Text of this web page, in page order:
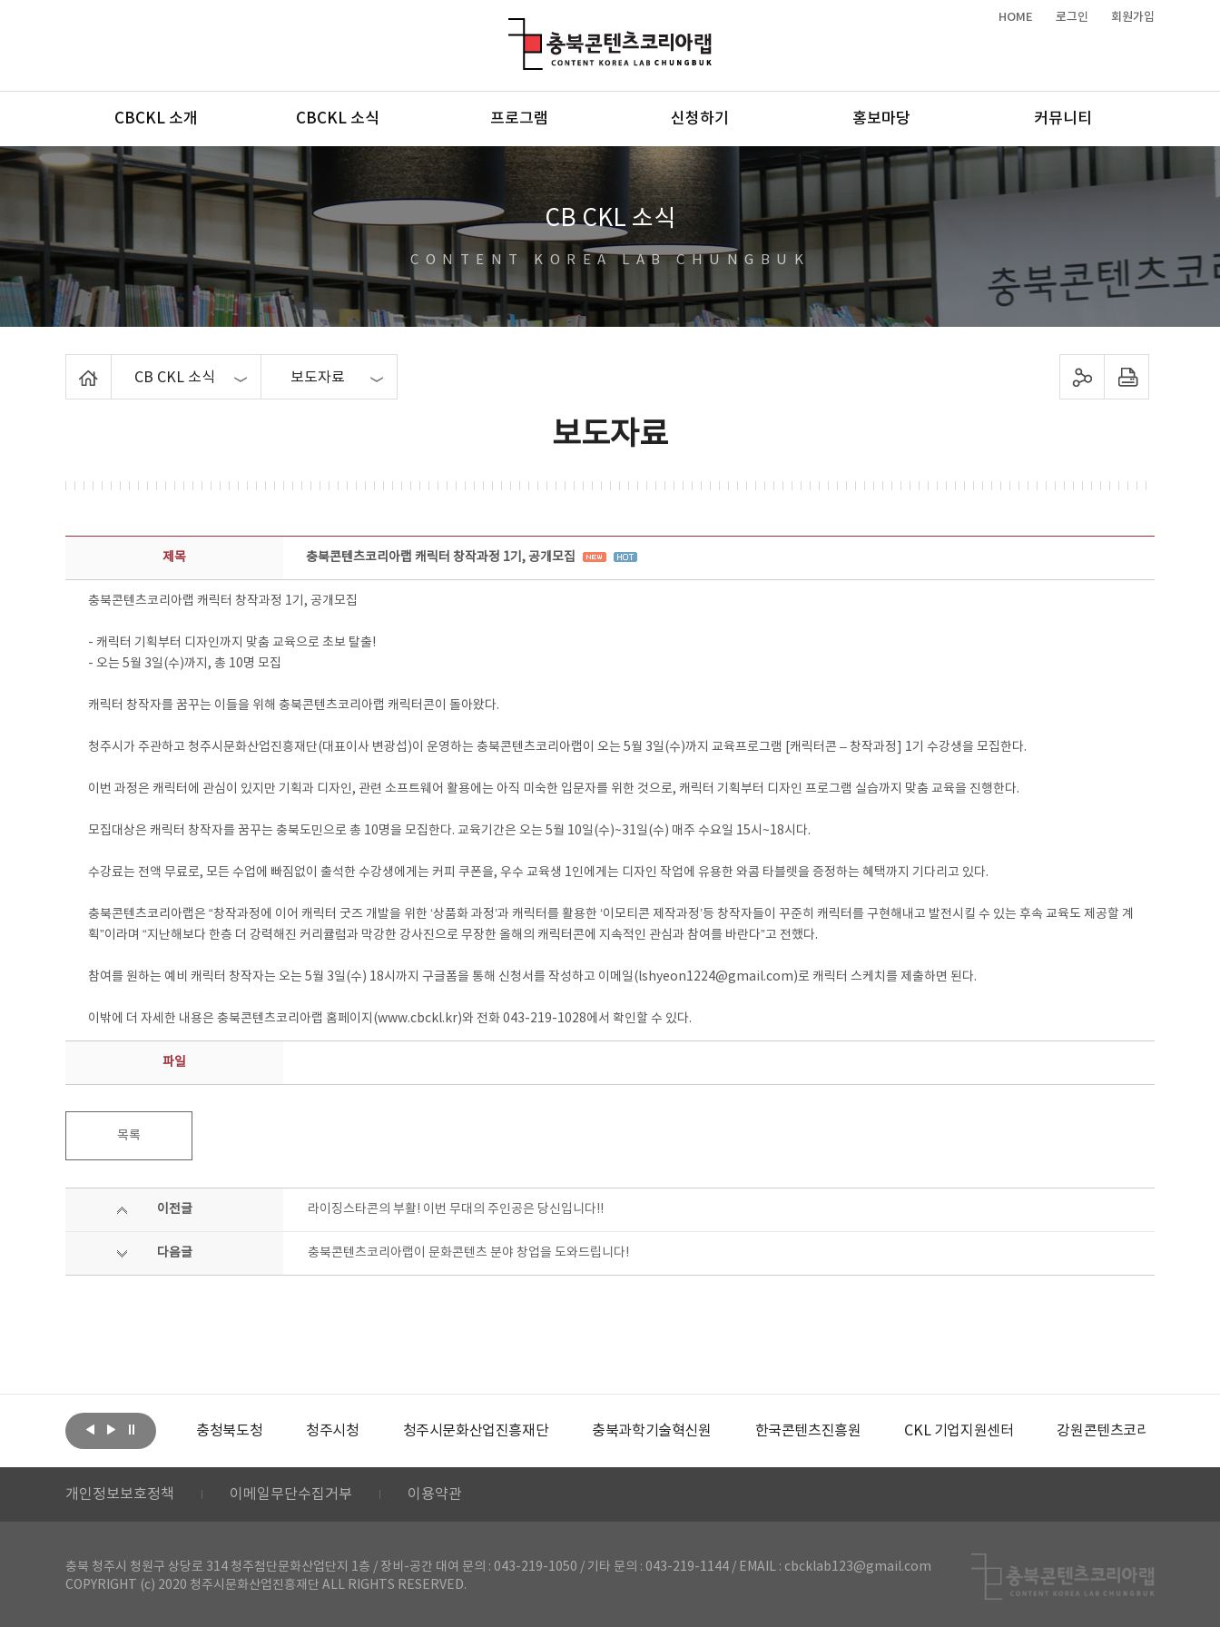
HOME 로그인 회원가입
메뉴
CBCKL 소개 CBCKL 소식 프로그램 신청하기 홍보마당 커뮤니티
CB CKL 소식
CONTENT KOREA LAB CHUNGBUK
CB CKL 소식 보도자료 sns 공유하기 프린트하기
보도자료
보도자료 상세보기 - 제목, 담당부서, 담당자, 담당연락처, 내용, 첨부파일 정보 제공
제목 충북콘텐츠코리아랩 캐릭터 창작과정 1기, 공개모집
충북콘텐츠코리아랩 캐릭터 창작과정 1기, 공개모집
- 캐릭터 기획부터 디자인까지 맞춤 교육으로 초보 탈출!
- 오는 5월 3일(수)까지, 총 10명 모집
캐릭터 창작자를 꿈꾸는 이들을 위해 충북콘텐츠코리아랩 캐릭터콘이 돌아왔다.
청주시가 주관하고 청주시문화산업진흥재단(대표이사 변광섭)이 운영하는 충북콘텐츠코리아랩이 오는 5월 3일(수)까지 교육프로그램 [캐릭터콘 – 창작과정] 1기 수강생을 모집한다.
이번 과정은 캐릭터에 관심이 있지만 기획과 디자인, 관련 소프트웨어 활용에는 아직 미숙한 입문자를 위한 것으로, 캐릭터 기획부터 디자인 프로그램 실습까지 맞춤 교육을 진행한다.
모집대상은 캐릭터 창작자를 꿈꾸는 충북도민으로 총 10명을 모집한다. 교육기간은 오는 5월 10일(수)~31일(수) 매주 수요일 15시~18시다.
수강료는 전액 무료로, 모든 수업에 빠짐없이 출석한 수강생에게는 커피 쿠폰을, 우수 교육생 1인에게는 디자인 작업에 유용한 와콤 타블렛을 증정하는 혜택까지 기다리고 있다.
충북콘텐츠코리아랩은 “창작과정에 이어 캐릭터 굿즈 개발을 위한 ‘상품화 과정’과 캐릭터를 활용한 ‘이모티콘 제작과정’등 창작자들이 꾸준히 캐릭터를 구현해내고 발전시킬 수 있는 후속 교육도 제공할 계
획”이라며 “지난해보다 한층 더 강력해진 커리큘럼과 막강한 강사진으로 무장한 올해의 캐릭터콘에 지속적인 관심과 참여를 바란다”고 전했다.
참여를 원하는 예비 캐릭터 창작자는 오는 5월 3일(수) 18시까지 구글폼을 통해 신청서를 작성하고 이메일(lshyeon1224@gmail.com)로 캐릭터 스케치를 제출하면 된다.
이밖에 더 자세한 내용은 충북콘텐츠코리아랩 홈페이지(www.cbckl.kr)와 전화 043-219-1028에서 확인할 수 있다.
파일
목록
이전글 라이징스타콘의 부활! 이번 무대의 주인공은 당신입니다!!
다음글 충북콘텐츠코리아랩이 문화콘텐츠 분야 창업을 도와드립니다!
문화체육관광부 충청북도청 청주시청 청주시문화산업진흥재단 충북과학기술혁신원 한국콘텐츠진흥원 CKL 기업지원센터 강원콘텐츠코리아랩
개인정보보호정책 이메일무단수집거부 이용약관
충북 청주시 청원구 상당로 314 청주첨단문화산업단지 1층 / 장비-공간 대여 문의 : 043-219-1050 / 기타 문의 : 043-219-1144 / EMAIL : cbcklab123@gmail.com
COPYRIGHT (c) 2020 청주시문화산업진흥재단 ALL RIGHTS RESERVED.